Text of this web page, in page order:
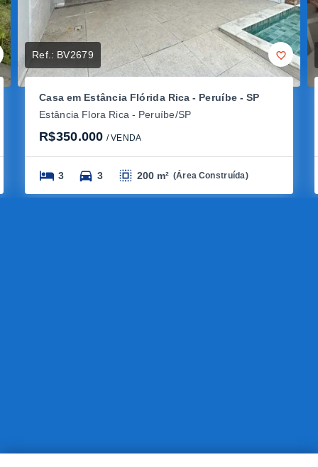
Ref.: BV2679
Casa em Estância Flórida Rica - Peruíbe - SP
Estância Flora Rica - Peruíbe/SP
R$350.000 / VENDA
3 3 200 m² (Área Construída)